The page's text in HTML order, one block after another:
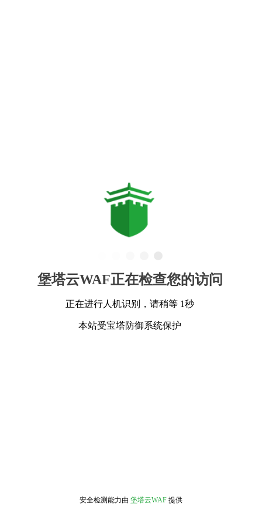
堡塔云WAF正在检查您的访问
正在进行人机识别，请稍等 1秒
本站受宝塔防御系统保护
安全检测能力由 堡塔云WAF 提供